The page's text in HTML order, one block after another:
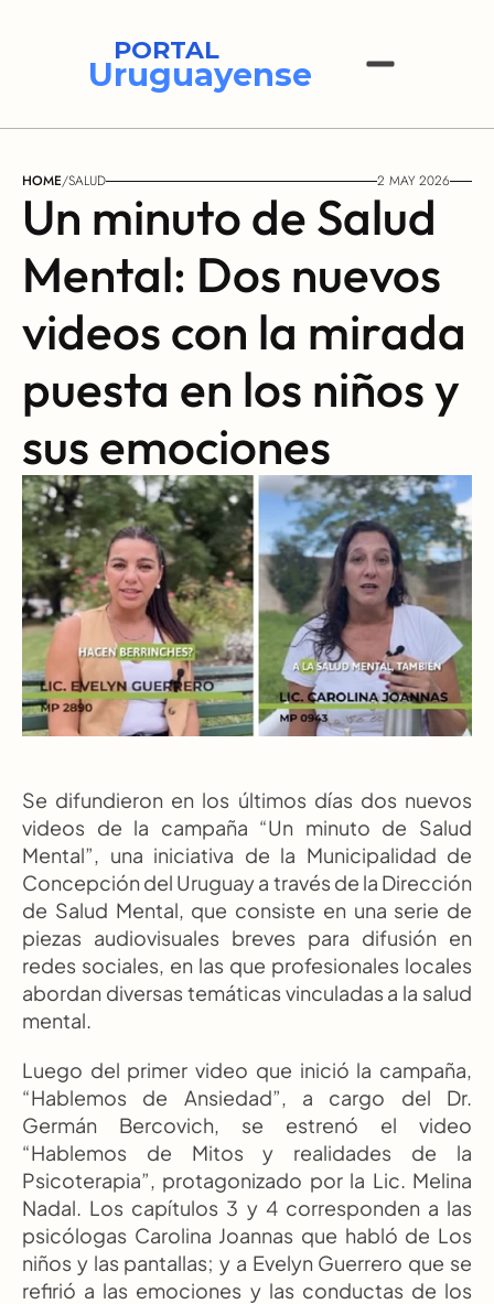
PORTAL
Uruguayense
HOME/SALUD 2 MAY 2026
Un minuto de Salud
Mental: Dos nuevos
videos con la mirada
puesta en los niños y
sus emociones
Se difundieron en los últimos días dos nuevos
videos de la campaña “Un minuto de Salud
Mental”, una iniciativa de la Municipalidad de
Concepción del Uruguay a través de la Dirección
de Salud Mental, que consiste en una serie de
piezas audiovisuales breves para difusión en
redes sociales, en las que profesionales locales
abordan diversas temáticas vinculadas a la salud
mental.
Luego del primer video que inició la campaña,
“Hablemos de Ansiedad”, a cargo del Dr.
Germán Bercovich, se estrenó el video
“Hablemos de Mitos y realidades de la
Psicoterapia”, protagonizado por la Lic. Melina
Nadal. Los capítulos 3 y 4 corresponden a las
psicólogas Carolina Joannas que habló de Los
niños y las pantallas; y a Evelyn Guerrero que se
refirió a las emociones y las conductas de los